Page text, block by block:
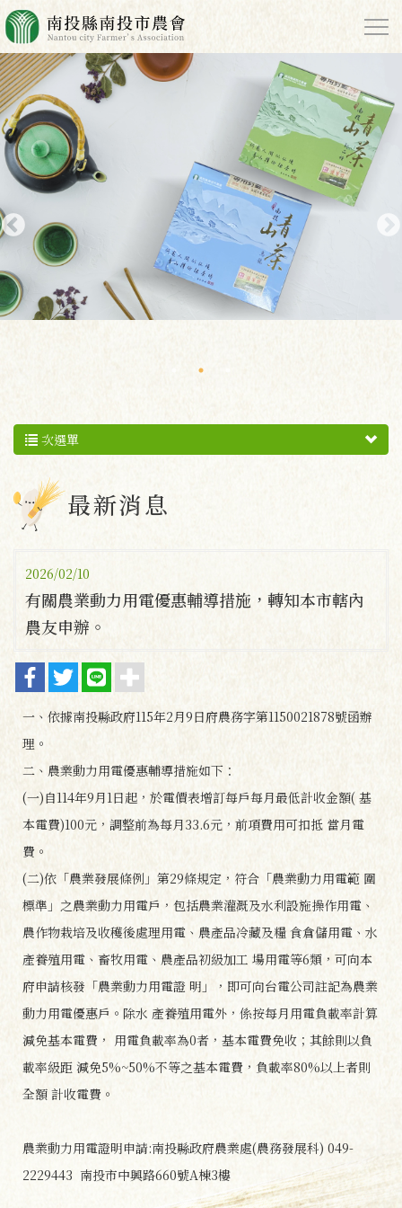
次選單
最新消息
2026/02/10
有關農業動力用電優惠輔導措施，轉知本市轄內
農友申辦。
一、依據南投縣政府115年2月9日府農務字第1150021878號函辦
理。
二、農業動力用電優惠輔導措施如下：
(一)自114年9月1日起，於電價表增訂每戶每月最低計收金額( 基
本電費)100元，調整前為每月33.6元，前項費用可扣抵 當月電
費。
(二)依「農業發展條例」第29條規定，符合「農業動力用電範 圍
標準」之農業動力用電戶，包括農業灌溉及水利設施操作用電、
農作物栽培及收穫後處理用電、農產品冷藏及糧 食倉儲用電、水
產養殖用電、畜牧用電、農產品初級加工 場用電等6類，可向本
府申請核發「農業動力用電證 明」，即可向台電公司註記為農業
動力用電優惠戶。除水 產養殖用電外，係按每月用電負載率計算
減免基本電費， 用電負載率為0者，基本電費免收；其餘則以負
載率級距 減免5%~50%不等之基本電費，負載率80%以上者則
全額 計收電費。
農業動力用電證明申請:南投縣政府農業處(農務發展科) 049-
2229443 南投市中興路660號A棟3樓